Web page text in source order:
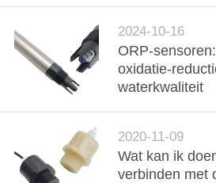
FABRIEKSREIS
CONTACTEER
ONS
2024-10-16
ORP-
oxidatie-
waterkwaliteit
2020-11-09
Wat kan ik
verbinden met